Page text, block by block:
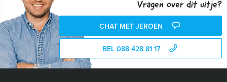
Vragen over dit uitje?
CHAT MET JEROEN
BEL 088 428 81 17